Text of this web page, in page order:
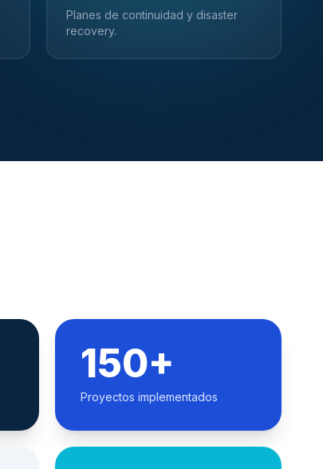
Planes de continuidad y disaster
recovery.
150+
Proyectos implementados